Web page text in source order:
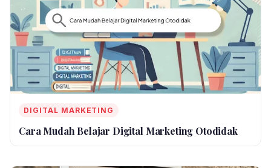
DIGITAL MARKETING
Cara Mudah Belajar Digital Marketing Otodidak